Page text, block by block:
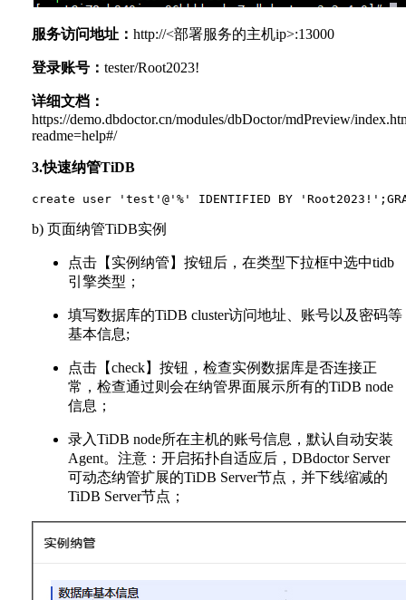
服务访问地址： http://<部署服务的主机ip>:13000
登录账号： tester/Root2023!
详细文档：
https://demo.dbdoctor.cn/modules/dbDoctor/mdPreview/
readme=help#/
3.快速纳管TiDB
b) 页面纳管TiDB实例
点击【实例纳管】按钮后，在类型下拉框中选中tidb
引擎类型；
填写数据库的TiDB cluster访问地址、账号以及密码等
基本信息;
点击【check】按钮，检查实例数据库是否连接正
常，检查通过则会在纳管界面展示所有的TiDB node
信息；
录入TiDB node所在主机的账号信息，默认自动安装
Agent。注意：开启拓扑自适应后，DBdoctor Server
可动态纳管扩展的TiDB Server节点，并下线缩减的
TiDB Server节点；